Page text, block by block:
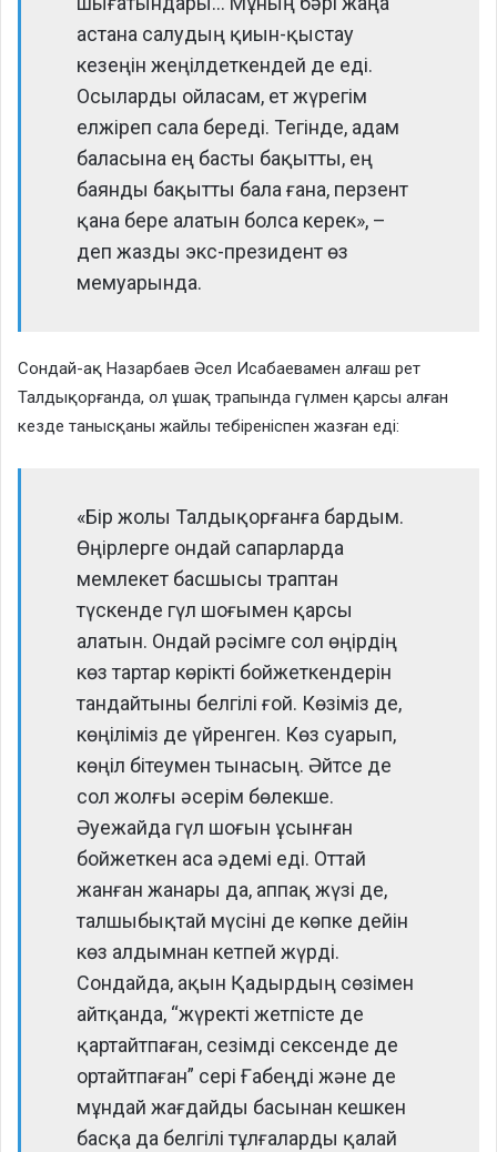
астана салудың қиын-қыстау
кезеңін жеңілдеткендей де еді.
Осыларды ойласам, ет жүрегім
елжіреп сала береді. Тегінде, адам
баласына ең басты бақытты, ең
баянды бақытты бала ғана, перзент
қана бере алатын болса керек», –
деп жазды экс-президент өз
мемуарында.
Сондай-ақ Назарбаев Әсел Исабаевамен алғаш рет
Талдықорғанда, ол ұшақ трапында гүлмен қарсы алған
кезде танысқаны жайлы тебіреніспен жазған еді:
«Бір жолы Талдықорғанға бардым.
Өңірлерге ондай сапарларда
мемлекет басшысы траптан
түскенде гүл шоғымен қарсы
алатын. Ондай рәсімге сол өңірдің
көз тартар көрікті бойжеткендерін
тандайтыны белгілі ғой. Көзіміз де,
көңіліміз де үйренген. Көз суарып,
көңіл бітеумен тынасың. Әйтсе де
сол жолғы әсерім бөлекше.
Әуежайда гүл шоғын ұсынған
бойжеткен аса әдемі еді. Оттай
жанған жанары да, аппақ жүзі де,
талшыбықтай мүсіні де көпке дейін
көз алдымнан кетпей жүрді.
Сондайда, ақын Қадырдың сөзімен
айтқанда, “жүректі жетпісте де
қартайтпаған, сезімді сексенде де
ортайтпаған” сері Ғабеңді және де
мұндай жағдайды басынан кешкен
басқа да белгілі тұлғаларды қалай